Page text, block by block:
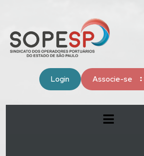
Login Associe-se